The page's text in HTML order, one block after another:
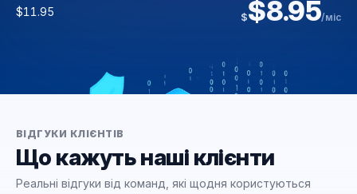
$11.95 $$8.95/міс
$6.00 $$3.95/міс
$42.00 $42.00/міс
ВІДГУКИ КЛІЄНТІВ
Що кажуть наші клієнти
Реальні відгуки від команд, які щодня користуються